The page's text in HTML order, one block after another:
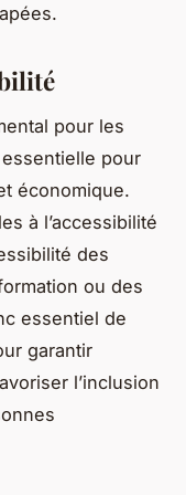
pour les
pour
économique.
à l’accessibilité
des
ou des
essentiel de
garantir
l’inclusion